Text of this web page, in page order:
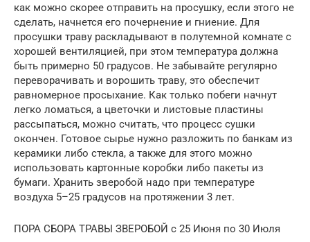
как можно скорее отправить на просушку, если этого не
сделать, начнется его почернение и гниение. Для
просушки траву раскладывают в полутемной комнате с
хорошей вентиляцией, при этом температура должна
быть примерно 50 градусов. Не забывайте регулярно
переворачивать и ворошить траву, это обеспечит
равномерное просыхание. Как только побеги начнут
легко ломаться, а цветочки и листовые пластины
рассыпаться, можно считать, что процесс сушки
окончен. Готовое сырье нужно разложить по банкам из
керамики либо стекла, а также для этого можно
использовать картонные коробки либо пакеты из
бумаги. Хранить зверобой надо при температуре
воздуха 5–25 градусов на протяжении 3 лет.
ПОРА СБОРА ТРАВЫ ЗВЕРОБОЙ с 25 Июня по 30 Июля